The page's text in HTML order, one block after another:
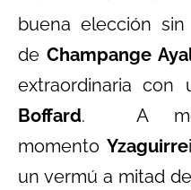
buena elección
de Champange
extraordinaria con
Boffard. A
momentoYzaguirre
un vermú a mitad